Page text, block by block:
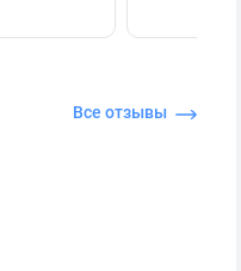
Все отзывы